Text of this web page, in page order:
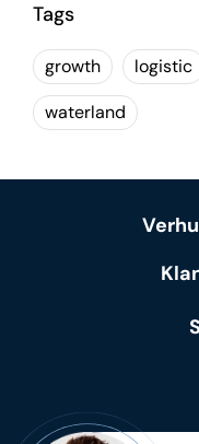
Tags
growth logistic
waterland